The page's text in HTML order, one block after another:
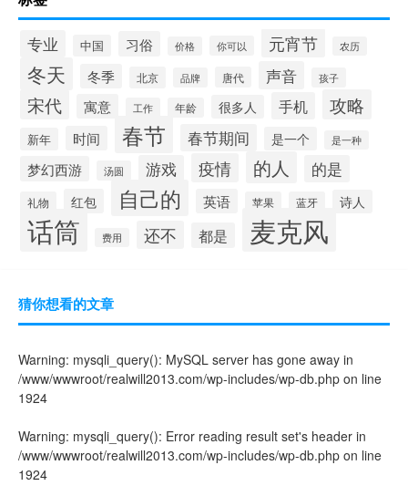
专业 中国 习俗 价格 你可以 元宵节 农历
冬天 冬季 北京 品牌 唐代 声音 孩子
宋代 寓意 工作 年龄 很多人 手机 攻略
新年 时间 春节 春节期间 是一个 是一种
梦幻西游 汤圆 游戏 疫情 的人 的是
礼物 红包 自己的 英语 苹果 蓝牙 诗人
话筒 费用 还不 都是 麦克风
猜你想看的文章
Warning: mysqli_query(): MySQL server has gone away in
/www/wwwroot/realwill2013.com/wp-includes/wp-db.php on line
1924
Warning: mysqli_query(): Error reading result set's header in
/www/wwwroot/realwill2013.com/wp-includes/wp-db.php on line
1924